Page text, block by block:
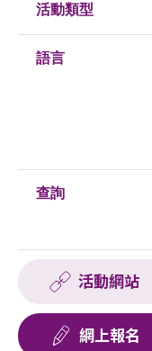
活動類型
語言
查詢
活動網站
網上報名